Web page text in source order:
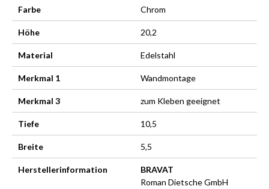
Farbe Chrom
Höhe 20,2
Material Edelstahl
Merkmal 1 Wandmontage
Merkmal 3 zum Kleben geeignet
Tiefe 10,5
Breite 5,5
Herstellerinformation
BRAVAT
Roman Dietsche GmbH